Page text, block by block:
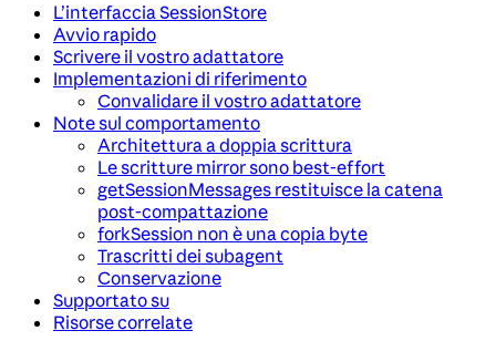
L’interfaccia SessionStore
Avvio rapido
Scrivere il vostro adattatore
Implementazioni di riferimento
Convalidare il vostro adattatore
Note sul comportamento
Architettura a doppia scrittura
Le scritture mirror sono best-effort
getSessionMessages restituisce la catena
post-compattazione
forkSession non è una copia byte
Trascritti dei subagent
Conservazione
Supportato su
Risorse correlate